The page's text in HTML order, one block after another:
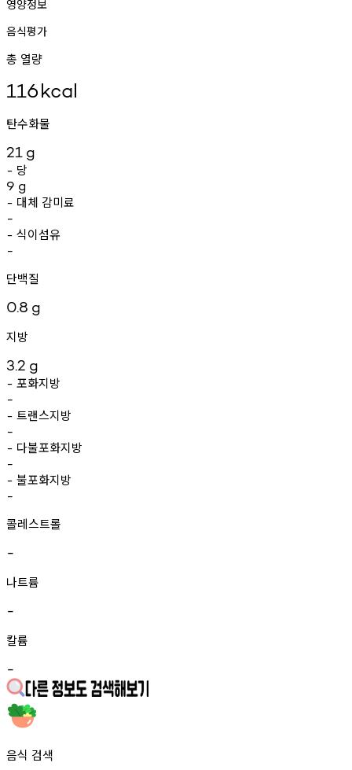
영양정보
음식평가
총 열량
116kcal
탄수화물
21 g
- 당
9 g
- 대체 감미료
-
- 식이섬유
-
단백질
0.8 g
지방
3.2 g
- 포화지방
-
- 트랜스지방
-
- 다불포화지방
-
- 불포화지방
-
콜레스트롤
-
나트륨
-
칼륨
-
음식 검색